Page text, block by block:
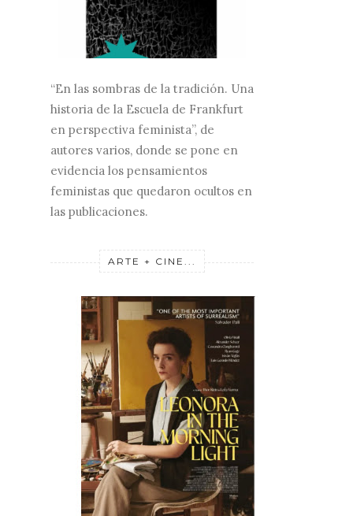
“En las sombras de la tradición. Una
historia de la Escuela de Frankfurt
en perspectiva feminista”, de
autores varios, donde se pone en
evidencia los pensamientos
feministas que quedaron ocultos en
las publicaciones.
ARTE + CINE...